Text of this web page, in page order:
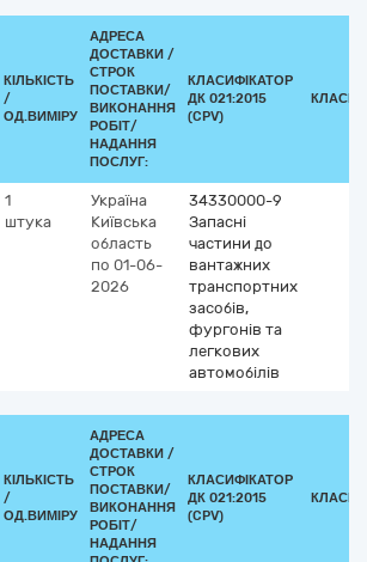
КІЛЬКІСТЬ
/
ОД.ВИМІРУ
АДРЕСА
ДОСТАВКИ /
СТРОК
ПОСТАВКИ/
ВИКОНАННЯ
РОБІТ/
НАДАННЯ
ПОСЛУГ:
КЛАСИФІКАТОР
ДК 021:2015
(CPV)
1
штука
Україна
Київська
область
по 01-06-
2026
34330000-9
Запасні
частини до
вантажних
транспортних
засобів,
фургонів та
легкових
автомобілів
КІЛЬКІСТЬ
/
ОД.ВИМІРУ
АДРЕСА
ДОСТАВКИ /
СТРОК
ПОСТАВКИ/
ВИКОНАННЯ
РОБІТ/
НАДАННЯ
КЛАСИФІКАТОР
ДК 021:2015
(CPV)